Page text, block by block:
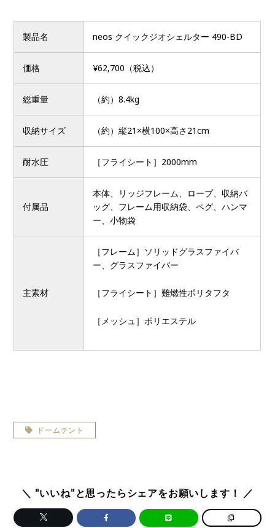
製品名 neos クイックジオシェルター 490-BD
価格 ¥62,700（税込）
総重量 （約）8.4kg
収納サイズ （約）縦21×横100×高さ21cm
耐水圧 ［フライシート］2000mm
付属品
本体、リッジフレーム、ロープ、収納バ
ッグ、フレーム用収納袋、ペグ、ハンマ
ー、小物袋
主素材
［フレーム］ソリッドグラスファイバ
ー、グラスファイバー
［フライシート］難燃性ポリタフタ
［メッシュ］ポリエステル
ドームテント
＼ "いいね"と思ったらシェアをお願いします！ ／